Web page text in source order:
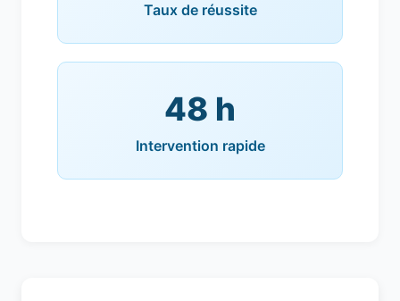
Taux de réussite
48 h
Intervention rapide